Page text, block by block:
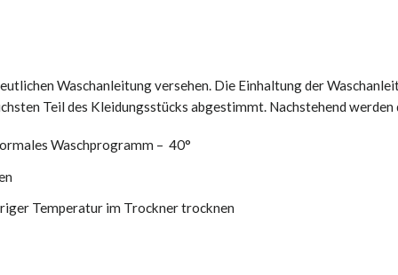
Waschanleitung versehen. Die Einhaltung der
Teil des Kleidungsstücks abgestimmt. Nachstehend
Waschprogramm – 40°
Temperatur im Trockner trocknen